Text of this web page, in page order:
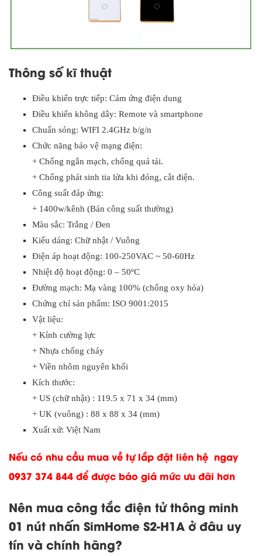
Thông số kĩ thuật
Điều khiển trực tiếp: Cảm ứng điện dung
Điều khiển không dây: Remote và smartphone
Chuẩn sóng: WIFI 2.4GHz b/g/n
Chức năng bảo vệ mạng điện:
+ Chống ngắn mạch, chống quá tải.
+ Chống phát sinh tia lửa khi đóng, cắt điện.
Công suất đáp ứng:
+ 1400w/kênh (Bản công suất thường)
Màu sắc: Trắng / Đen
Kiểu dáng: Chữ nhật / Vuông
Điện áp hoạt động: 100-250VAC ~ 50-60Hz
Nhiệt độ hoạt động: 0 – 50ºC
Đường mạch: Mạ vàng 100% (chống oxy hóa)
Chứng chỉ sản phẩm: ISO 9001:2015
Vật liệu:
+ Kính cường lực
+ Nhựa chống cháy
+ Viền nhôm nguyên khối
Kích thước:
+ US (chữ nhật) : 119.5 x 71 x 34 (mm)
+ UK (vuông) : 88 x 88 x 34 (mm)
Xuất xứ: Việt Nam
Nếu có nhu cầu mua về tự lắp đặt liên hệ ngay
0937 374 844 để được báo giá mức ưu đãi hơn
Nên mua công tắc điện tử thông minh
01 nút nhấn SimHome S2-H1A ở đâu uy
tín và chính hãng?